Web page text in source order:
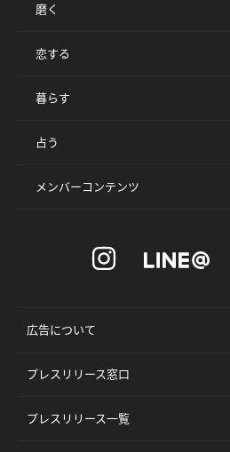
磨く
恋する
暮らす
占う
メンバーコンテンツ
広告について
プレスリリース窓口
プレスリリース一覧